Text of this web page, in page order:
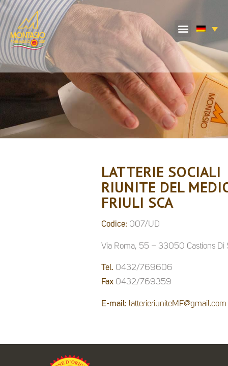
LATTERIE SOCIALI
RIUNITE DEL
FRIULI SCA
Codice: 007/UD
Via Roma, 55 – 33050 Castions Di
Tel. 0432/769606
Fax0432/769359
E-mail: latterieriuniteMF@gmail.com